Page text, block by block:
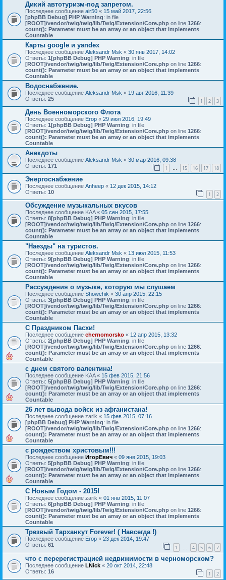
Дикий автотуризм-под запретом.
Последнее сообщение air50 « 15 май 2017, 22:56
[phpBB Debug] PHP Warning: in file
[ROOT]/vendor/twig/twig/lib/Twig/Extension/Core.php on line 1266:
count(): Parameter must be an array or an object that implements
Countable
Карты google и yandex
Последнее сообщение Aleksandr Msk « 30 янв 2017, 14:02
Ответы: 1[phpBB Debug] PHP Warning: in file
[ROOT]/vendor/twig/twig/lib/Twig/Extension/Core.php on line 1266:
count(): Parameter must be an array or an object that implements
Countable
Водоснабжение.
Последнее сообщение Aleksandr Msk « 19 авг 2016, 11:39
Ответы: 25 1 2 3
День Военноморского Флота
Последнее сообщение Егор « 29 июл 2016, 19:49
Ответы: 1 [phpBB Debug] PHP Warning: in file
[ROOT]/vendor/twig/twig/lib/Twig/Extension/Core.php on line 1266:
count(): Parameter must be an array or an object that implements
Countable
Анекдоты
Последнее сообщение Aleksandr Msk « 30 мар 2016, 09:38
Ответы: 171 1 … 15 16 17 18
Энергоснабжение
Последнее сообщение Anheep « 12 дек 2015, 14:12
Ответы: 10 1 2
Обсуждение музыкальных вкусов
Последнее сообщение KAA« 05 сен 2015, 17:55
Ответы: 8[phpBB Debug] PHP Warning: in file
[ROOT]/vendor/twig/twig/lib/Twig/Extension/Core.php on line 1266:
count(): Parameter must be an array or an object that implements
Countable
"Наезды" на туристов.
Последнее сообщение Aleksandr Msk « 13 июл 2015, 11:53
Ответы: 9[phpBB Debug] PHP Warning: in file
[ROOT]/vendor/twig/twig/lib/Twig/Extension/Core.php on line 1266:
count(): Parameter must be an array or an object that implements
Countable
Рассуждения о музыке, которую мы слушаем
Последнее сообщение Showchik « 30 апр 2015, 22:15
Ответы: 3[phpBB Debug] PHP Warning: in file
[ROOT]/vendor/twig/twig/lib/Twig/Extension/Core.php on line 1266:
count(): Parameter must be an array or an object that implements
Countable
С Праздником Пасхи!
Последнее сообщение chernomorsko « 12 апр 2015, 13:32
Ответы: 2[phpBB Debug] PHP Warning: in file
[ROOT]/vendor/twig/twig/lib/Twig/Extension/Core.php on line 1266:
count(): Parameter must be an array or an object that implements
Countable
с днем святого валентина!
Последнее сообщение KAA« 15 фев 2015, 21:56
Ответы: 5[phpBB Debug] PHP Warning: in file
[ROOT]/vendor/twig/twig/lib/Twig/Extension/Core.php on line 1266:
count(): Parameter must be an array or an object that implements
Countable
26 лет вывода войск из афганистана!
Последнее сообщение zarik « 15 фев 2015, 07:16
[phpBB Debug] PHP Warning: in file
[ROOT]/vendor/twig/twig/lib/Twig/Extension/Core.php on line 1266:
count(): Parameter must be an array or an object that implements
Countable
с рождеством христовым!!!
Последнее сообщение ИгорЕвич « 09 янв 2015, 19:03
Ответы: 5[phpBB Debug] PHP Warning: in file
[ROOT]/vendor/twig/twig/lib/Twig/Extension/Core.php on line 1266:
count(): Parameter must be an array or an object that implements
Countable
С Новым Годом - 2015!
Последнее сообщение zarik « 01 янв 2015, 11:07
Ответы: 6[phpBB Debug] PHP Warning: in file
[ROOT]/vendor/twig/twig/lib/Twig/Extension/Core.php on line 1266:
count(): Parameter must be an array or an object that implements
Countable
Трезвый Тарханкут Forever! ( Навсегда !)
Последнее сообщение Егор « 23 дек 2014, 19:47
Ответы: 61 1 4 5 6 7
что с перерегистрацией недвижимости в черноморском?
Последнее сообщение LNick « 20 окт 2014, 22:48
Ответы: 16 1 2